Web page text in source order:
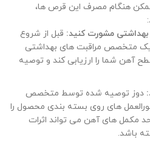
ممکن هنگام مصرف این قرص ها،
:
مشورت کنید: قبل از شروع
متخصص مراقبت های بهداشتی
آهن شما را ارزیابی کند و توصیه
دوز توصیه شده توسط متخصص
های روی بسته بندی محصول را
مکمل های آهن می تواند اثرات
باشد.